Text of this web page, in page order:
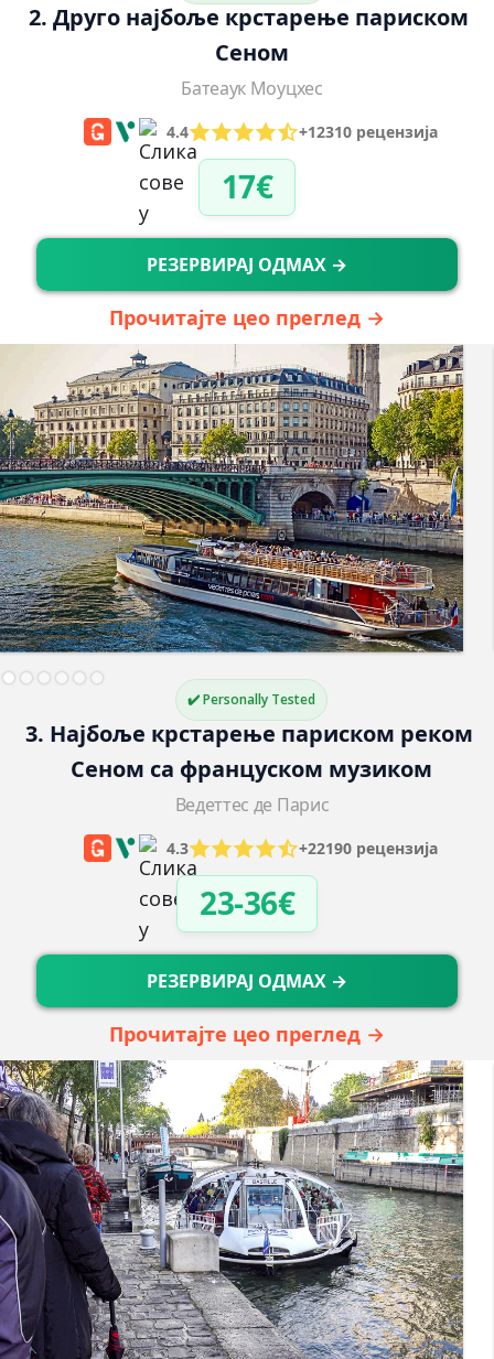
2. Друго најбоље крстарење париском
Сеном
Батеаук Моуцхес
4.4 +12310 рецензија
17€
РЕЗЕРВИРАЈ ОДМАХ →
Прочитајте цео преглед →
✔️ Personally Tested
3. Најбоље крстарење париском реком
Сеном са француском музиком
Ведеттес де Парис
4.3 +22190 рецензија
23-36€
РЕЗЕРВИРАЈ ОДМАХ →
Прочитајте цео преглед →